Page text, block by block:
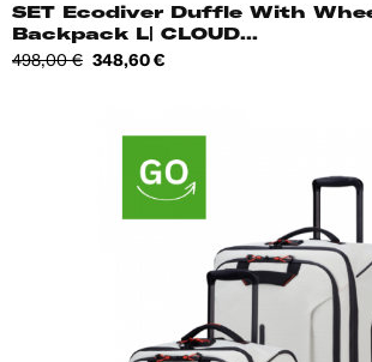
SET Ecodiver Duffle With
Backpack L| CLOUD...
Tavahind
498,00 € Hind
348,60 €